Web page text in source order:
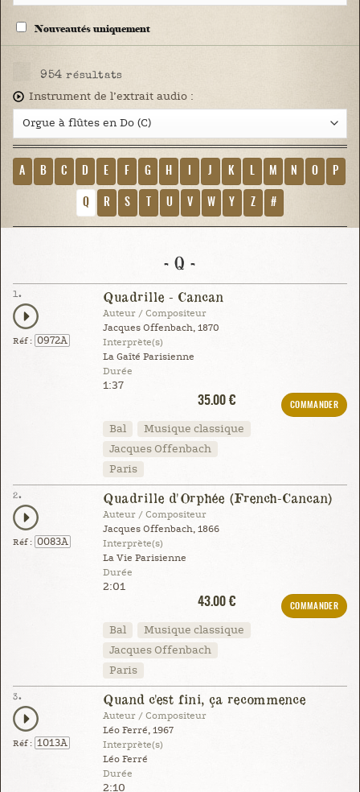
Nouveautés uniquement
954 résultats
Instrument de l’extrait audio :
A B C D E F G H J K M N O P
Q R S U V W Y Z #
- Q -
1.
Réf : 0972A
Quadrille - Cancan
Auteur / Compositeur
Jacques Offenbach, 1870
Interprète(s)
La Gaîté Parisienne
Durée
1:37
35.00 €
COMMANDER
Bal
Musique classique
Jacques Offenbach
Paris
2.
Réf : 0083A
Quadrille d'Orphée (French-Cancan)
Auteur / Compositeur
Jacques Offenbach, 1866
Interprète(s)
La Vie Parisienne
Durée
2:01
43.00 €
COMMANDER
Bal
Musique classique
Jacques Offenbach
Paris
3.
Réf : 1013A
Quand c'est fini, ça recommence
Auteur / Compositeur
Léo Ferré, 1967
Interprète(s)
Léo Ferré
Durée
2:10